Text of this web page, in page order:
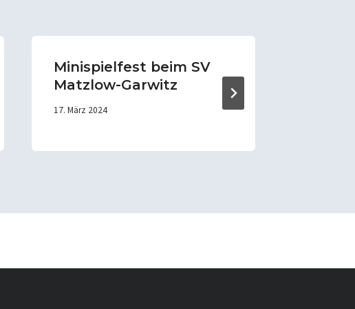
Minispielfest beim SV
Matzlow-Garwitz
17. März 2024